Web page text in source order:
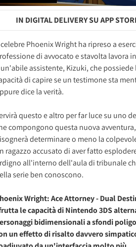
IN DIGITAL DELIVERY SU APP
Phoenix Wright ha ripreso a
di avvocato e stavolta lavora
assistente, Kizuki, che possiede
di capire se un testimone sta
dice la verità.
questo e altro per far luce su uno
compongono questa nuova
determinare o meno la
ragazzo accusato di aver fatto
all'interno dell'aula di tribunale
serie ben conoscono.
Wright: Ace Attorney - Dual
le capacità di Nintendo 3DS
bidimensionali a sfondi
un effetto di risalto davvero